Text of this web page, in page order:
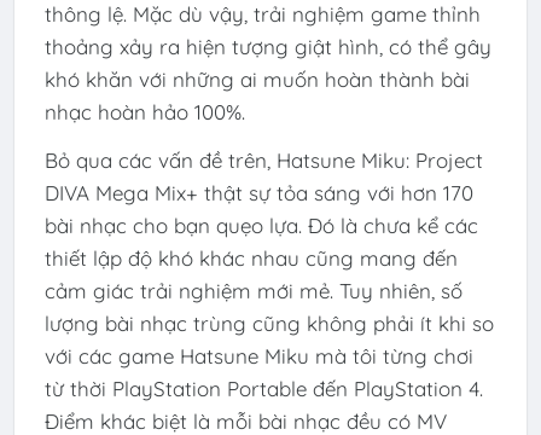
thông lệ. Mặc dù vậy, trải nghiệm game thỉnh
thoảng xảy ra hiện tượng giật hình, có thể gây
khó khăn với những ai muốn hoàn thành bài
nhạc hoàn hảo 100%.
Bỏ qua các vấn đề trên, Hatsune Miku: Project
DIVA Mega Mix+ thật sự tỏa sáng với hơn 170
bài nhạc cho bạn quẹo lựa. Đó là chưa kể các
thiết lập độ khó khác nhau cũng mang đến
cảm giác trải nghiệm mới mẻ. Tuy nhiên, số
lượng bài nhạc trùng cũng không phải ít khi so
với các game Hatsune Miku mà tôi từng chơi
từ thời PlayStation Portable đến PlayStation 4.
Điểm khác biệt là mỗi bài nhạc đều có MV